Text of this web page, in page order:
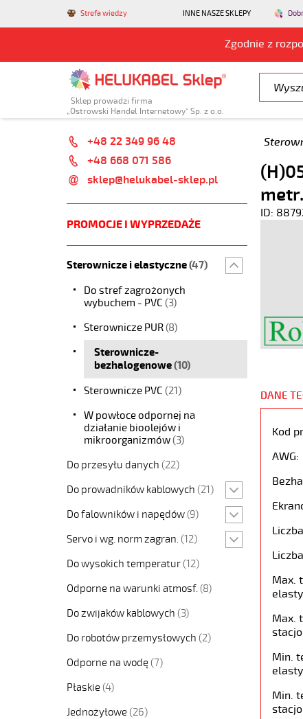
Strefa wiedzy INNE NASZE SKLEPY
Zgodnie z
Sklep prowadzi firma
„Ostrowski Handel Internetowy” Sp. z o.o.
+48 22 349 96 48
+48 668 071 586
sklep@helukabel-sklep.pl
PROMOCJE I WYPRZEDAŻE
Sterownicze i elastyczne(47)
Do stref zagrożonych
wybuchem - PVC (3)
Sterownicze PUR(8)
Sterownicze-
bezhalogenowe(10)
Sterownicze PVC (21)
W powłoce odpornej na
działanie bioolejów i
mikroorganizmów(3)
Do przesyłu danych (22)
Do prowadników kablowych (21)
Do falowników i napędów (9)
Servo i wg. norm zagran. (12)
Do wysokich temperatur (12)
Odporne na warunki atmosf. (8)
Do zwijaków kablowych (3)
Do robotów przemysłowych (2)
Odporne na wodę (7)
Płaskie (4)
Jednożyłowe (26)
metr.
ID:
DANE
Kod
AWG:
Max.
Max.
Min.
Min.